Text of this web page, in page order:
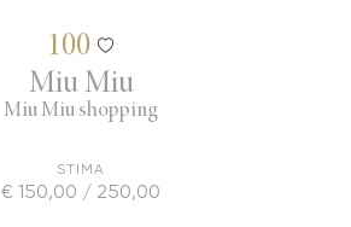
100
Miu Miu
Miu Miu shopping
STIMA
€ 150,00 / 250,00